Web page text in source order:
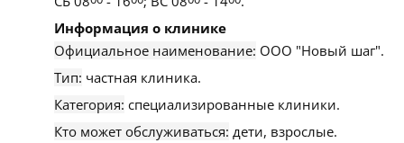
Информация о клинике
Официальное наименование: ООО "Новый шаг".
Тип: частная клиника.
Категория: специализированные клиники.
Кто может обслуживаться: дети, взрослые.